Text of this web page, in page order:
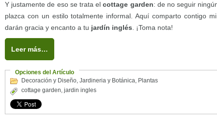
Y justamente de eso se trata elcottage garden: de no seguir
plazca con un estilo totalmente informal. Aquí comparto contigo
darán gracia y encanto a tu jardín inglés . ¡Toma nota!
Leer más…
Opciones del Artículo
Decoración y Diseño, Jardineria y Botánica, Plantas
cottage garden, jardin ingles